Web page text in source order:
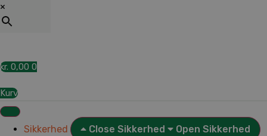
×
kr. 0,00 0
Kurv
Sikkerhed Close Sikkerhed Open Sikkerhed